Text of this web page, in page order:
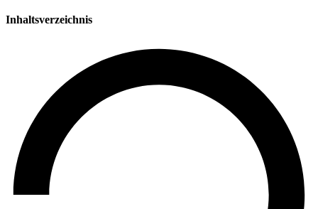
Inhaltsverzeichnis